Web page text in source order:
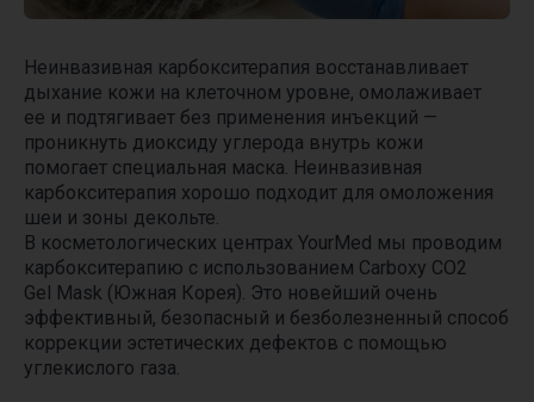
Неинвазивная карбокситерапия восстанавливает
дыхание кожи на клеточном уровне, омолаживает
ее и подтягивает без применения инъекций —
проникнуть диоксиду углерода внутрь кожи
помогает специальная маска. Неинвазивная
карбокситерапия хорошо подходит для омоложения
шеи и зоны декольте.
В косметологических центрах YourMed мы проводим
карбокситерапию с использованием Carboxy CO2
Gel Mask (Южная Корея). Это новейший очень
эффективный, безопасный и безболезненный способ
коррекции эстетических дефектов с помощью
углекислого газа.